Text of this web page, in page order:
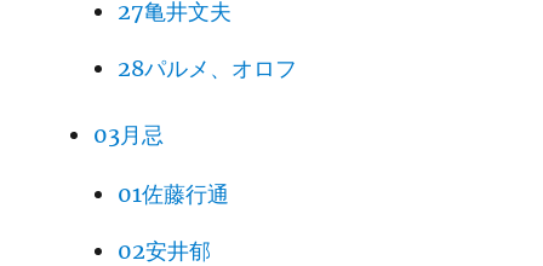
27亀井文夫
28パルメ、オロフ
03月忌
01佐藤行通
02安井郁